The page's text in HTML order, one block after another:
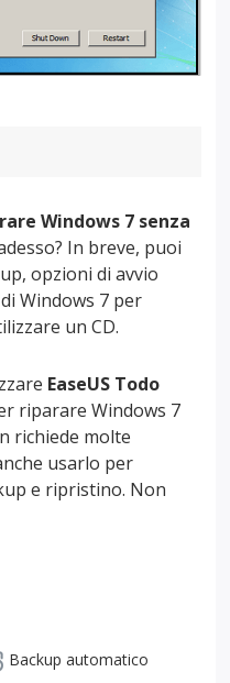
Windows 7 senza
In breve, puoi
opzioni di avvio
Windows 7 per
un CD.
EaseUS Todo
riparare Windows 7
richiede molte
usarlo per
e ripristino. Non
Backup automatico